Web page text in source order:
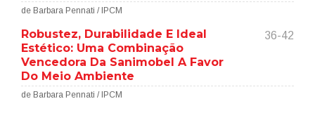
de Barbara Pennati / IPCM
Robustez, Durabilidade E Ideal
Estético: Uma Combinação
Vencedora Da Sanimobel A Favor
Do Meio Ambiente
36-42
de Barbara Pennati / IPCM